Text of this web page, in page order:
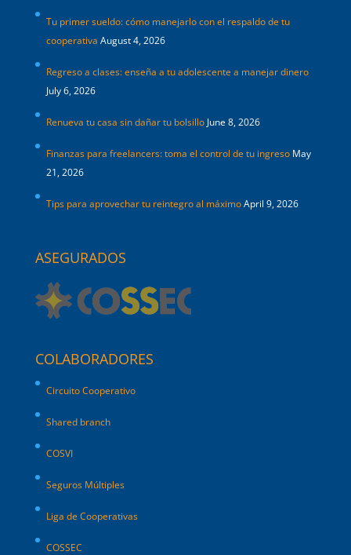
Tu primer sueldo: cómo manejarlo con el respaldo de tu
cooperativa August 4, 2026
Regreso a clases: enseña a tu adolescente a manejar dinero
July 6, 2026
Renueva tu casa sin dañar tu bolsillo June 8, 2026
Finanzas para freelancers: toma el control de tu ingreso May
21, 2026
Tips para aprovechar tu reintegro al máximoApril 9, 2026
ASEGURADOS
COLABORADORES
Circuito Cooperativo
Shared branch
COSVI
Seguros Múltiples
Liga de Cooperativas
COSSEC